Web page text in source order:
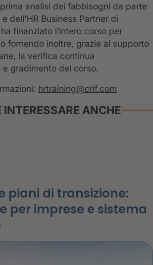
analisi dei fabbisogni da parte
dell'HR Business Partner di
finanziato l’intero corso per
fornendo inoltre, grazie al supporto
la verifica continua
e gradimento del corso.
hrtraining@crif.com
INTERESSARE ANCHE
piani di transizione:
per imprese e sistema